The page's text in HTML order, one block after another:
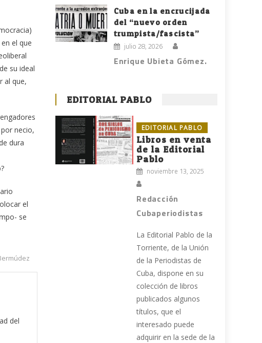
el que
su ideal
al que,
necio,
dura
el
se
del
Cuba en la encrucijada
del “nuevo orden
trumpista/fascista”
julio 28, 2026
Enrique Ubieta Gómez.
EDITORIAL PABLO
EDITORIAL PABLO
Libros en venta
de la Editorial
Pablo
noviembre 13, 2025
Redacción
Cubaperiodistas
La Editorial Pablo de la
Torriente, de la Unión
de la Periodistas de
Cuba, dispone en su
colección de libros
publicados algunos
títulos, que el
interesado puede
adquirir en la sede de la